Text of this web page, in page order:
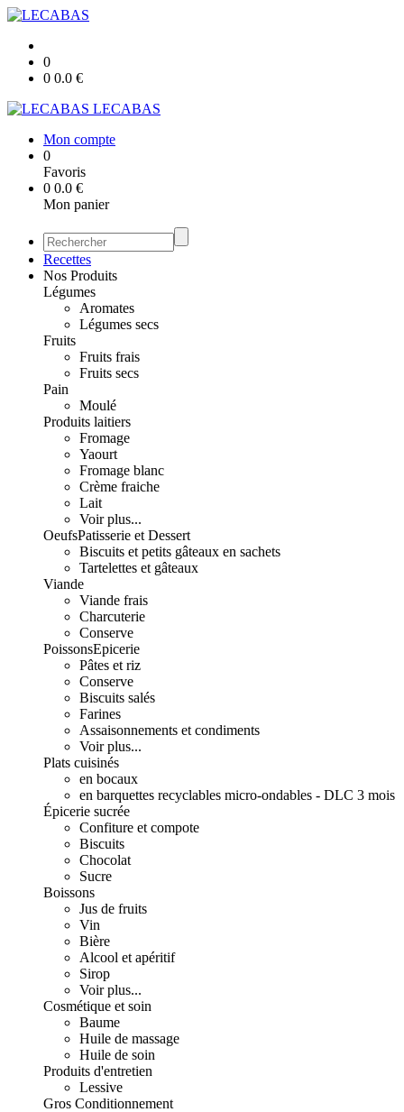
0
0 0.0 €
LECABAS
Mon compte
0
Favoris
0 0.0 €
Mon panier
Recettes
Nos Produits
Légumes
Aromates
Légumes secs
Fruits
Fruits frais
Fruits secs
Pain
Moulé
Produits laitiers
Fromage
Yaourt
Fromage blanc
Crème fraiche
Lait
Voir plus...
OeufsPatisserie et Dessert
Biscuits et petits gâteaux en sachets
Tartelettes et gâteaux
Viande
Viande frais
Charcuterie
Conserve
PoissonsEpicerie
Pâtes et riz
Conserve
Biscuits salés
Farines
Assaisonnements et condiments
Voir plus...
Plats cuisinés
en bocaux
en barquettes recyclables micro-ondables - DLC 3 mois
Épicerie sucrée
Confiture et compote
Biscuits
Chocolat
Sucre
Boissons
Jus de fruits
Vin
Bière
Alcool et apéritif
Sirop
Voir plus...
Cosmétique et soin
Baume
Huile de massage
Huile de soin
Produits d'entretien
Lessive
Gros Conditionnement